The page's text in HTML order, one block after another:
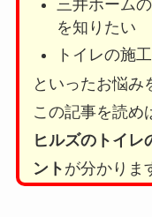
三井ホーム
を知りたい
トイレの施
といったお悩み
この記事を読め
ヒルズのトイレ
ント が分かりま